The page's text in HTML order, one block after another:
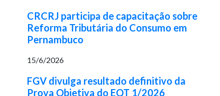
CRCRJ participa de capacitação sobre
Reforma Tributária do Consumo em
Pernambuco
15/6/2026
FGV divulga resultado definitivo da
Prova Objetiva do EQT 1/2026